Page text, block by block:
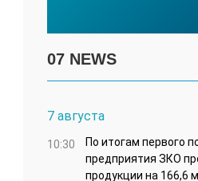
07 NEWS
7 августа
10:30
По итогам первого
предприятия ЗКО
продукции на 166,6